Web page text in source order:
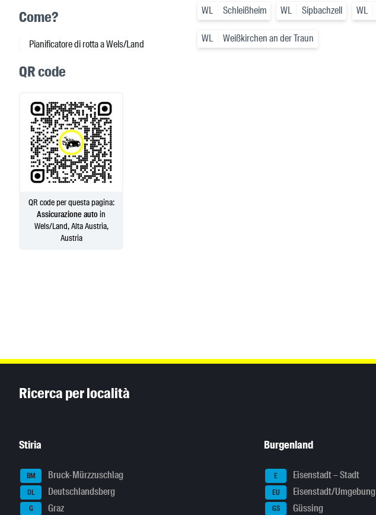
Come?
Pianificatore di rotta a Wels/Land
QR code
QR code per questa pagina:
Assicurazione autoin
Wels/Land, Alta Austria,
Austria
WL Schleißheim WL Sipbachzell WL
WL Weißkirchen an der Traun
Ricerca per località
Stiria
BM Bruck-Mürzzuschlag
DL Deutschlandsberg
G Graz
Burgenland
E Eisenstadt – Stadt
EU Eisenstadt/Umgebung
GS Güssing